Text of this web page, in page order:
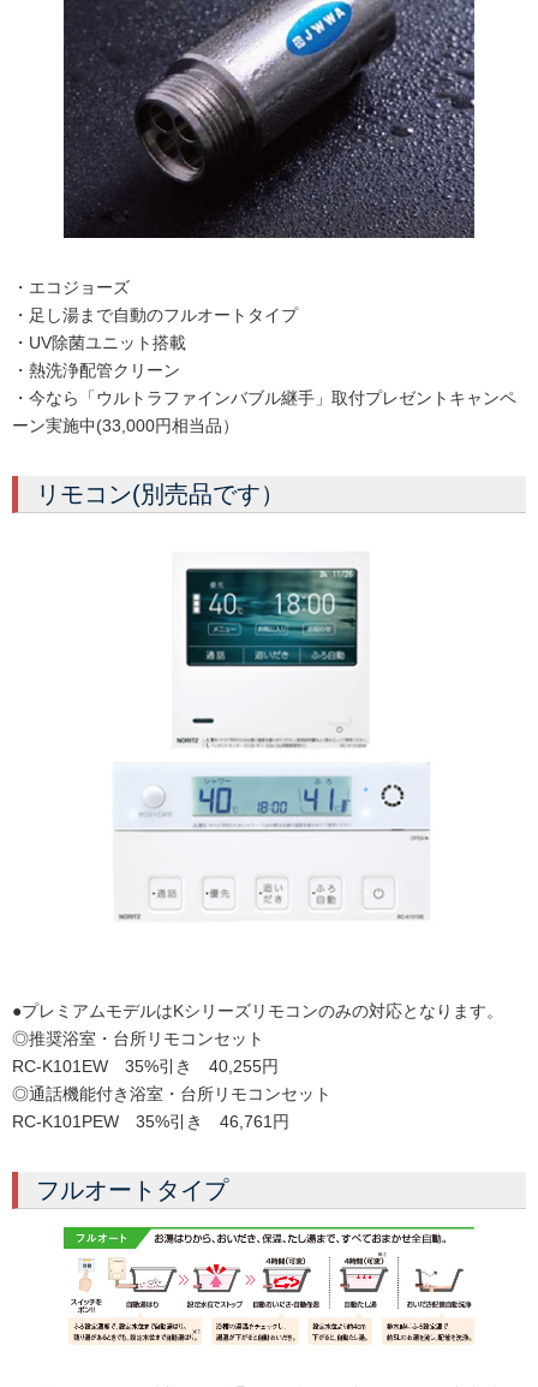
・エコジョーズ
・足し湯まで自動のフルオートタイプ
・UV除菌ユニット搭載
・熱洗浄配管クリーン
・今なら「ウルトラファインバブル継手」取付プレゼントキャンペ
ーン実施中(33,000円相当品）
リモコン(別売品です）
●プレミアムモデルはKシリーズリモコンのみの対応となります。
◎推奨浴室・台所リモコンセット
RC-K101EW 35%引き 40,255円
◎通話機能付き浴室・台所リモコンセット
RC-K101PEW 35%引き 46,761円
フルオートタイプ